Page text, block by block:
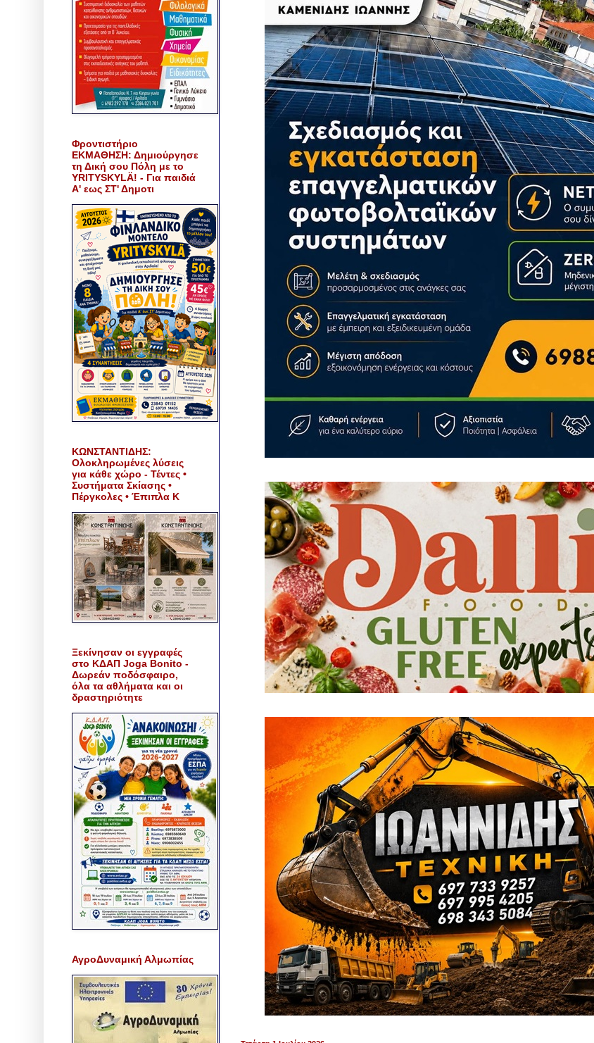
Φροντιστήριο
ΕΚΜΑΘΗΣΗ: Δημιούργησε
τη Δική σου Πόλη με το
YRITYSKYLÄ! - Για παιδιά
Α' εως ΣΤ' Δημοτι
ΚΩΝΣΤΑΝΤΙΔΗΣ:
Ολοκληρωμένες λύσεις
για κάθε χώρο - Τέντες •
Συστήματα Σκίασης •
Πέργκολες • Έπιπλα Κ
Ξεκίνησαν οι εγγραφές
στο ΚΔΑΠ Joga Bonito -
Δωρεάν ποδόσφαιρο,
όλα τα αθλήματα και οι
δραστηριότητε
ΑγροΔυναμική Αλμωπίας